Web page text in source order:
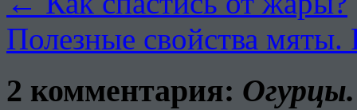
Полезные свойства
2 комментария: